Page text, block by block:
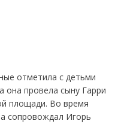
отметила с детьми
она провела сыну Гарри
площади. Во время
сопровождал Игорь